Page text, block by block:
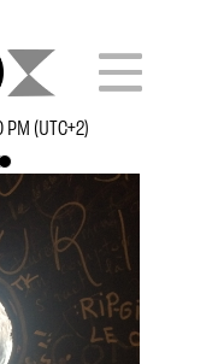
PM (UTC+2)